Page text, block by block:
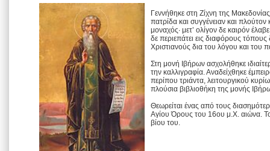
Γεννήθηκε στη Ζίχνη της
πατρίδα και συγγένειαν και
μοναχός· μετ’ ολίγον δε καιρόν
δε περιεπάτει εις διαφόρους
Χριστιανούς δια του λόγου και του
Στη μονή Ιβήρων ασχολήθηκε
την καλλιγραφία. Αναδείχθηκε
περίπου τριάντα, λειτουργικού
πλούσια βιβλιοθήκη της μονής
Θεωρείται ένας από τους
Αγίου Όρους του 16ου μ.Χ. αιώνα.
βίου του.